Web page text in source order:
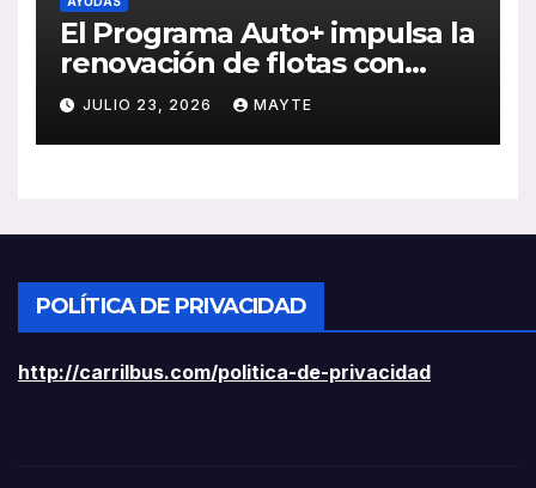
El Programa Auto+ impulsa la
renovación de flotas con
ayudas a vehículos eléctricos
ligeros
JULIO 23, 2026 MAYTE
POLÍTICA DE PRIVACIDAD
http://carrilbus.com/politica-de-privacidad